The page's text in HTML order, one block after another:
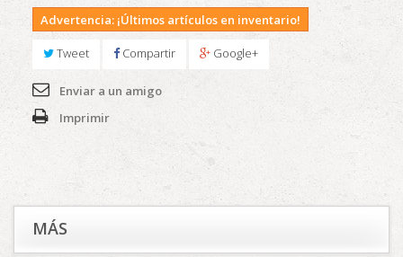
Advertencia: ¡Últimos artículos en inventario!
Tweet Compartir Google+
Enviar a un amigo
Imprimir
MÁS